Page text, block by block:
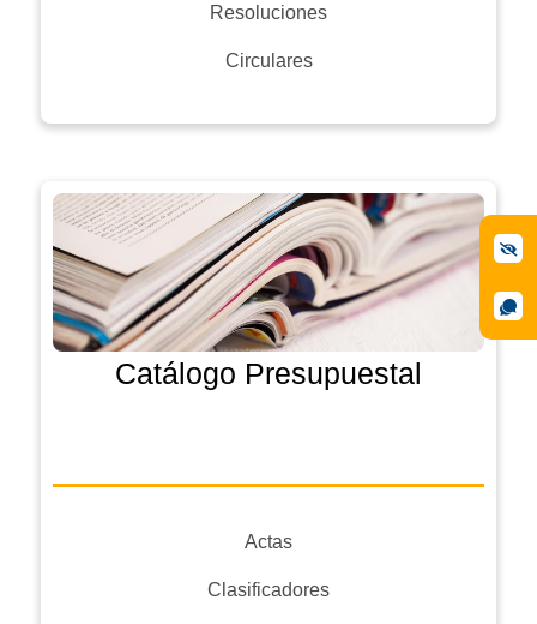
Resoluciones
Circulares
Catálogo Presupuestal
Actas
Clasificadores